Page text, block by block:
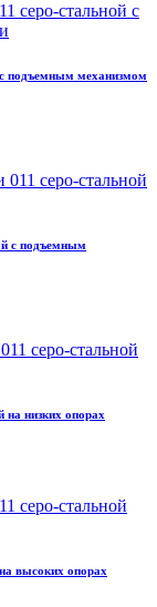
с подъемным механизмом
с подъемным
на низких опорах
высоких опорах